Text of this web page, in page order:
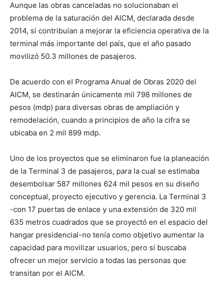
Aunque las obras canceladas no solucionaban el
problema de la saturación del AICM, declarada desde
2014, sí contribuían a mejorar la eficiencia operativa de la
terminal más importante del país, que el año pasado
movilizó 50.3 millones de pasajeros.
De acuerdo con el Programa Anual de Obras 2020 del
AICM, se destinarán únicamente mil 798 millones de
pesos (mdp) para diversas obras de ampliación y
remodelación, cuando a principios de año la cifra se
ubicaba en 2 mil 899 mdp.
Uno de los proyectos que se eliminaron fue la planeación
de la Terminal 3 de pasajeros, para la cual se estimaba
desembolsar 587 millones 624 mil pesos en su diseño
conceptual, proyecto ejecutivo y gerencia. La Terminal 3
-con 17 puertas de enlace y una extensión de 320 mil
635 metros cuadrados que se proyectó en el espacio del
hangar presidencial-no tenía como objetivo aumentar la
capacidad para movilizar usuarios, pero sí buscaba
ofrecer un mejor servicio a todas las personas que
transitan por el AICM.